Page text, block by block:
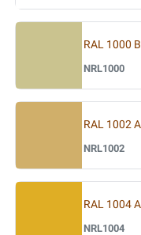
RAL 1000
NRL1000
RAL 1002
NRL1002
RAL 1004
NRL1004